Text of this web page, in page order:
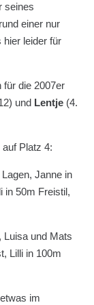
seines
einer nur
hier leider für
für die 2007er
und Lentje(4.
Platz 4:
Janne in
in 50m Freistil,
Luisa und Mats
Lilli in 100m
im